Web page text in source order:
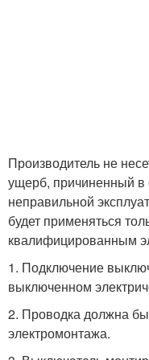
Производитель не
ущерб, причиненный в
неправильной
будет применяться
квалифицированным
1. Подключение
выключенном
2. Проводка должна
электромонтажа.